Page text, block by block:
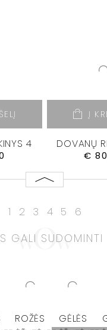
4
Į
DOVANŲ
€
1 2 3 4 5 6
GALI SUDOMINTI
ROŽĖS
GĖLĖS